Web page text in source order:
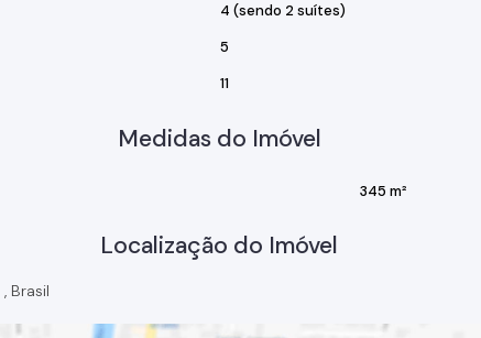
4 (sendo 2 suítes)
5
11
Medidas do Imóvel
345 m²
Localização do Imóvel
, Brasil